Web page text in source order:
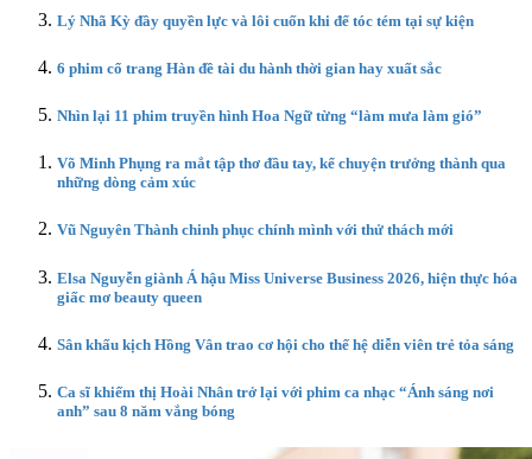
Lý Nhã Kỳ đầy quyền lực và lôi cuốn khi để tóc tém tại sự kiện
6 phim cổ trang Hàn đề tài du hành thời gian hay xuất sắc
Nhìn lại 11 phim truyền hình Hoa Ngữ từng “làm mưa làm gió”
Võ Minh Phụng ra mắt tập thơ đầu tay, kể chuyện trưởng thành qua
những dòng cảm xúc
Vũ Nguyên Thành chinh phục chính mình với thử thách mới
Elsa Nguyễn giành Á hậu Miss Universe Business 2026, hiện thực hóa
giấc mơ beauty queen
Sân khấu kịch Hồng Vân trao cơ hội cho thế hệ diễn viên trẻ tỏa sáng
Ca sĩ khiếm thị Hoài Nhân trở lại với phim ca nhạc “Ánh sáng nơi
anh” sau 8 năm vắng bóng